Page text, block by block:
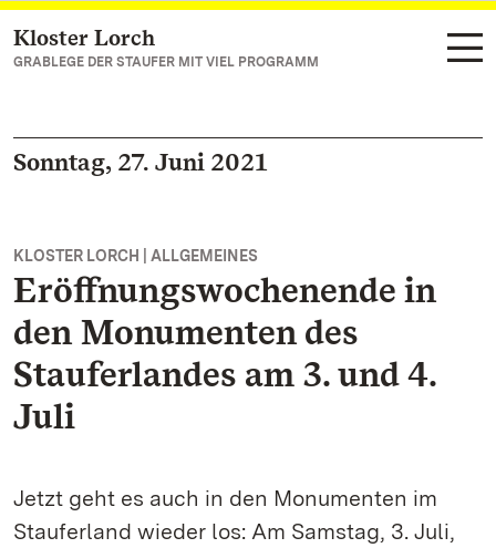
Zum Hauptinhalt springen
Kloster Lorch
GRABLEGE DER STAUFER MIT VIEL PROGRAMM
Sonntag, 27. Juni 2021
KLOSTER LORCH | ALLGEMEINES
Eröffnungswochenende in
den Monumenten des
Stauferlandes am 3. und 4.
Juli
Jetzt geht es auch in den Monumenten im
Stauferland wieder los: Am Samstag, 3. Juli,